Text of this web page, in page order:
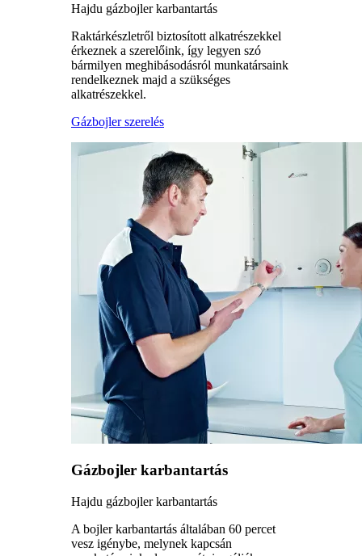
Hajdu gázbojler karbantartás
Raktárkészletről biztosított alkatrészekkel
érkeznek a szerelőink, így legyen szó
bármilyen meghibásodásról munkatársaink
rendelkeznek majd a szükséges
alkatrészekkel.
Gázbojler szerelés
Gázbojler karbantartás
Hajdu gázbojler karbantartás
A bojler karbantartás általában 60 percet
vesz igénybe, melynek kapcsán